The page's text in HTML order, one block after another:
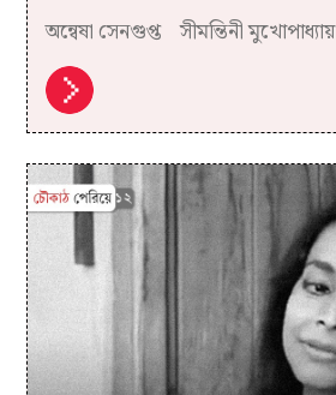
অন্বেষা সেনগুপ্ত সীমন্তিনী মুখোপাধ্যায়